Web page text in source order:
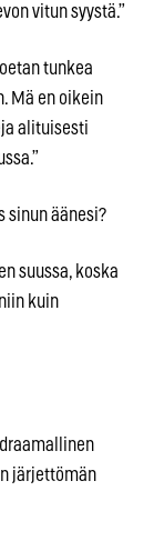
vitun syystä.”
tunkea
Mä en oikein
alituisesti
sinun äänesi?
suussa, koska
kuin
järjettömän